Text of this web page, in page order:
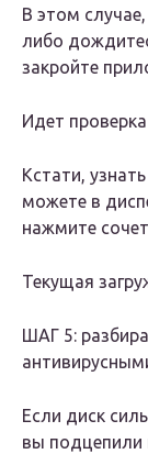
В этом
либо
закройте
Идет
Кстати,
можете в
нажмите
Текущая
ШАГ 5:
Если диск
вы подцепили